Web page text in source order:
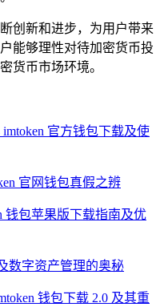
创新和进步，为用户带来
能够理性对待加密货币投
货币市场环境。
官方钱包下载及使
官网钱包真假之辨
钱包苹果版下载指南及优
数字资产管理的奥秘
钱包下载 2.0 及其重